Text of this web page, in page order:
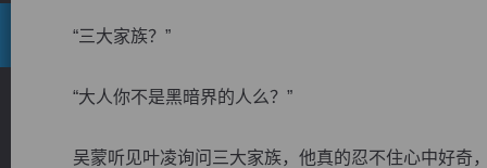
“三大家族？”
“大人你不是黑暗界的人么？”
吴蒙听见叶凌询问三大家族，他真的忍不住心中好奇